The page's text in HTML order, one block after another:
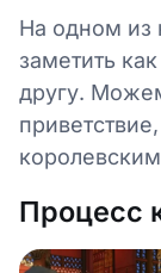
На одном из
заметить
другу.
Процесс